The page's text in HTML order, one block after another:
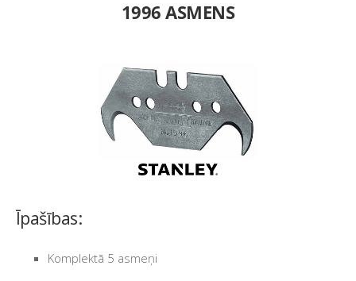
1996 ASMENS
Īpašības:
Komplektā 5 asmeņi